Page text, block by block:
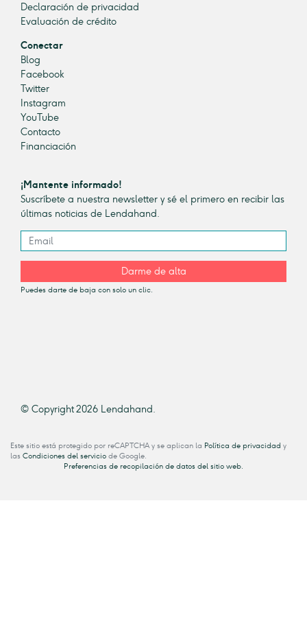
Declaración de privacidad
Evaluación de crédito
Conectar
Blog
Facebook
Twitter
Instagram
YouTube
Contacto
Financiación
¡Mantente informado!
Suscríbete a nuestra newsletter y sé el primero en recibir las
últimas noticias de Lendahand.
Darme de alta
Puedes darte de baja con solo un clic.
© Copyright 2026 Lendahand.
Este sitio está protegido por reCAPTCHA y se aplican la Política de privacidad y
las Condiciones del servicio de Google.
Preferencias de recopilación de datos del sitio web.